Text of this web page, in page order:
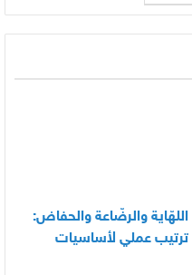
اللهّاية والرضّاعة والحفاض:
ترتيب عملي لأساسيات